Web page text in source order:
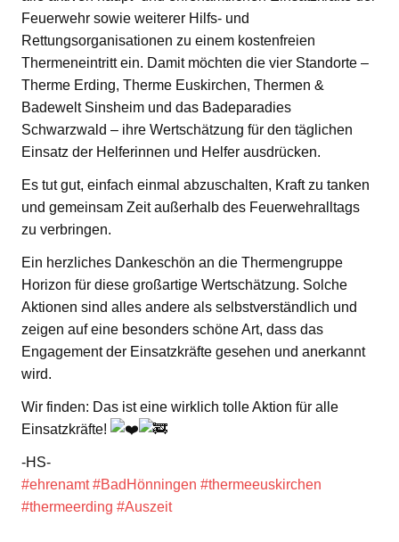
Feuerwehr sowie weiterer Hilfs- und
Rettungsorganisationen zu einem kostenfreien
Thermeneintritt ein. Damit möchten die vier Standorte –
Therme Erding, Therme Euskirchen, Thermen &
Badewelt Sinsheim und das Badeparadies
Schwarzwald – ihre Wertschätzung für den täglichen
Einsatz der Helferinnen und Helfer ausdrücken.
Es tut gut, einfach einmal abzuschalten, Kraft zu tanken
und gemeinsam Zeit außerhalb des Feuerwehralltags
zu verbringen.
Ein herzliches Dankeschön an die Thermengruppe
Horizon für diese großartige Wertschätzung. Solche
Aktionen sind alles andere als selbstverständlich und
zeigen auf eine besonders schöne Art, dass das
Engagement der Einsatzkräfte gesehen und anerkannt
wird.
Wir finden: Das ist eine wirklich tolle Aktion für alle
Einsatzkräfte!
-HS-
#ehrenamt #BadHönningen #thermeeuskirchen
#thermeerding #Auszeit